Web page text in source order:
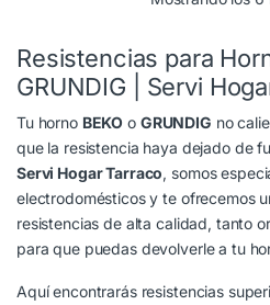
Resistencias para
GRUNDIG | Servi
Tu horno BEKO o GRUNDIG no
que la resistencia haya dejado de
Servi Hogar Tarraco, somos
electrodomésticos y te ofrecemos
resistencias de alta calidad, tanto
para que puedas devolverle a tu
Aquí encontrarás resistencias